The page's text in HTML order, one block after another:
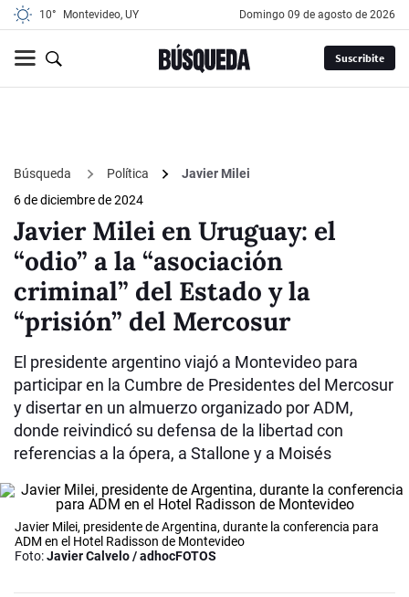
10° Montevideo, UY domingo 09 de agosto de 2026
Suscribite
Búsqueda Política
Javier Milei
6 de diciembre de 2024
Javier Milei en Uruguay: el
“odio” a la “asociación
criminal” del Estado y la
“prisión” del Mercosur
El presidente argentino viajó a Montevideo para
participar en la Cumbre de Presidentes del Mercosur
y disertar en un almuerzo organizado por ADM,
donde reivindicó su defensa de la libertad con
referencias a la ópera, a Stallone y a Moisés
Javier Milei, presidente de Argentina, durante la conferencia para
ADM en el Hotel Radisson de Montevideo
Foto:Javier Calvelo / adhocFOTOS